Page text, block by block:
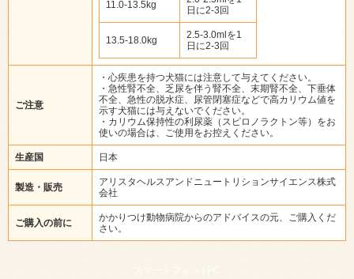
11.0-13.5kg
日に2-3回
13.5-18.0kg
2.5-3.0mlを1
日に2-3回
ご注意
・心疾患を持つ犬猫には注意して与えてください。
・急性腎不全、乏尿を伴う腎不全、末期腎不全、下垂体
不全、急性の脱水症、尿管閉塞症などで高カリウム値を
示す犬猫には与えないでください。
・カリウム保持性の利尿薬（スピロノラクトン等）をお
使いの場合は、ご使用をお控えください。
生産国 日本
製造・販売
アリスタヘルスアンドニュートリションサイエンス株式
会社
ご購入の前に
かかりつけ動物病院からのアドバイスの元、ご購入くだ
さい。
スマートフォン | PC